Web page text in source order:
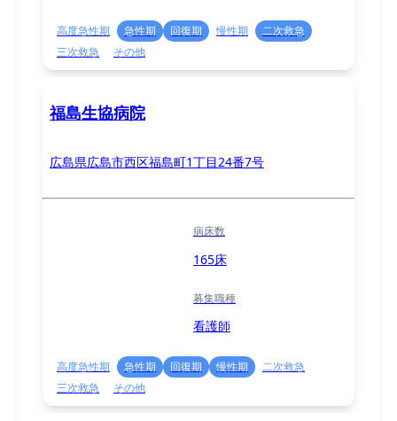
高度急性期 急性期 回復期 慢性期
二次救急
三次救急
その他
福島生協病院
広島県広島市西区福島町1丁目24番7号
病床数
165床
募集職種
看護師
高度急性期 急性期 回復期 慢性期
二次救急
三次救急
その他